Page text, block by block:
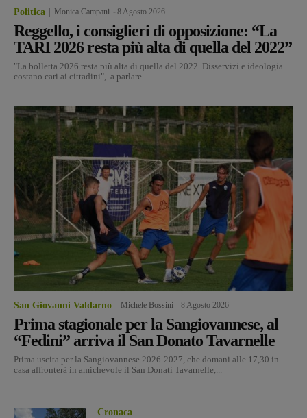
Politica Monica Campani 8 Agosto 2026
Reggello, i consiglieri di opposizione: “La
TARI 2026 resta più alta di quella del 2022”
"La bolletta 2026 resta più alta di quella del 2022. Disservizi e ideologia
costano cari ai cittadini", a parlare...
San Giovanni Valdarno Michele Bossini 8 Agosto 2026
Prima stagionale per la Sangiovannese, al
“Fedini” arriva il San Donato Tavarnelle
Prima uscita per la Sangiovannese 2026-2027, che domani alle 17,30 in
casa affronterà in amichevole il San Donati Tavarnelle,...
Cronaca